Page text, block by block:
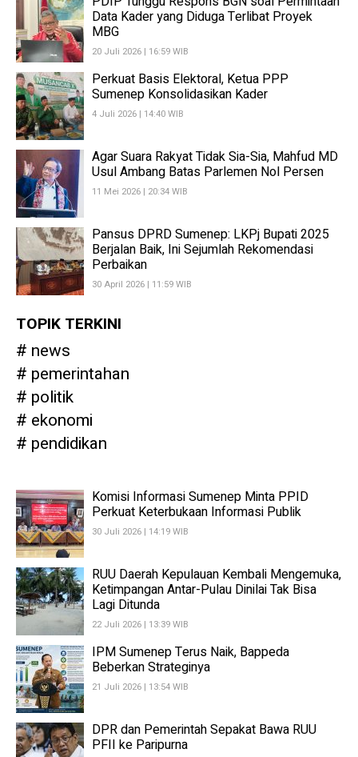
Data Kader yang Diduga Terlibat Proyek
MBG
20 Juli 2026 | 16:59 WIB
Perkuat Basis Elektoral, Ketua PPP
Sumenep Konsolidasikan Kader
4 Juli 2026 | 14:40 WIB
Agar Suara Rakyat Tidak Sia-Sia, Mahfud MD
Usul Ambang Batas Parlemen Nol Persen
11 Mei 2026 | 20:34 WIB
Pansus DPRD Sumenep: LKPj Bupati 2025
Berjalan Baik, Ini Sejumlah Rekomendasi
Perbaikan
30 April 2026 | 11:59 WIB
TOPIK TERKINI
news
pemerintahan
politik
ekonomi
pendidikan
Komisi Informasi Sumenep Minta PPID
Perkuat Keterbukaan Informasi Publik
30 Juli 2026 | 14:19 WIB
RUU Daerah Kepulauan Kembali Mengemuka,
Ketimpangan Antar-Pulau Dinilai Tak Bisa
Lagi Ditunda
22 Juli 2026 | 13:39 WIB
IPM Sumenep Terus Naik, Bappeda
Beberkan Strateginya
21 Juli 2026 | 13:54 WIB
DPR dan Pemerintah Sepakat Bawa RUU
PFII ke Paripurna